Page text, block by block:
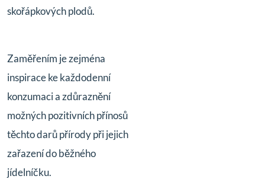
skořápkových plodů.
Zaměřením je zejména
inspirace ke každodenní
konzumaci a zdůraznění
možných pozitivních přínosů
těchto darů přírody při jejich
zařazení do běžného
jídelníčku.